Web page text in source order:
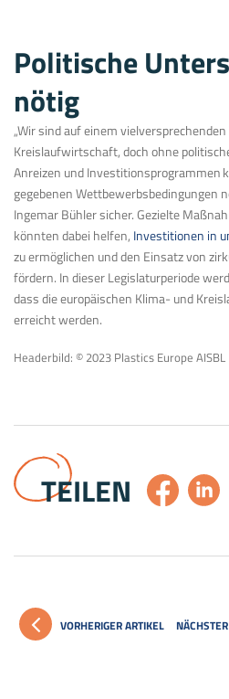
Politische
nötig
„Wir sind auf einem
Kreislaufwirtschaft, doch ohne
Anreizen und Investitionsprogrammen
gegebenen Wettbewerbsbedingungen
Ingemar Bühler sicher. Gezielte
könnten dabei helfen, Investitionen in
zu ermöglichen und den Einsatz von
fördern. In dieser Legislaturperiode
dass die europäischen Klima- und
erreicht werden.
Headerbild: © 2023 Plastics Europe AISBL
TEILEN
VORHERIGER ARTIKEL